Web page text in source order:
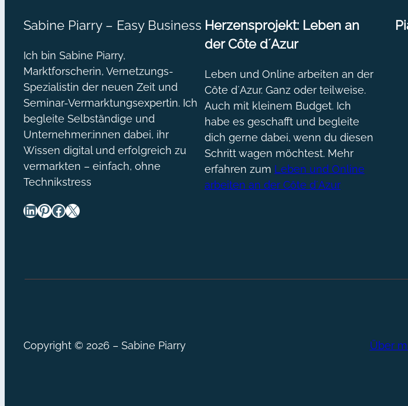
Sabine Piarry – Easy Business
Ich bin Sabine Piarry,
Marktforscherin, Vernetzungs-
Spezialistin der neuen Zeit und
Seminar-Vermarktungsexpertin. Ich
begleite Selbständige und
Unternehmer:innen dabei, ihr
Wissen digital und erfolgreich zu
vermarkten – einfach, ohne
Technikstress
LinkedIn Pinterest Facebook X
Herzensprojekt: Leben an
der Côte d´Azur
Leben und Online arbeiten an der
Côte d´Azur. Ganz oder teilweise.
Auch mit kleinem Budget. Ich
habe es geschafft und begleite
dich gerne dabei, wenn du diesen
Schritt wagen möchtest. Mehr
erfahren zum Leben und Online
arbeiten an der Côte d´Azur
Copyright © 2026 – Sabine Piarry Über